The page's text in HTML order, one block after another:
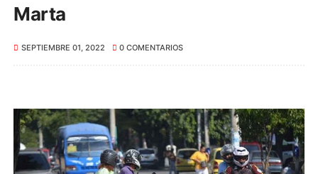
Marta
SEPTIEMBRE 01, 2022 0 COMENTARIOS